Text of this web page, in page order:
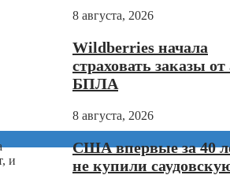
и
8 августа, 2026
Wildberries начала
страховать заказы от
БПЛА
8 августа, 2026
США впервые за 40
не купили